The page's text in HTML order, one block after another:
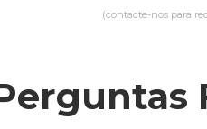
(contacte-nos para